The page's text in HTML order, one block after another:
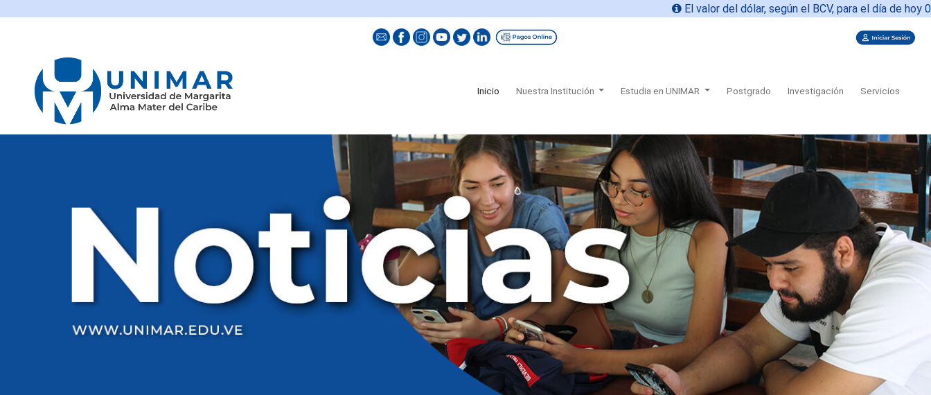
El valor del dólar, según el BCV, para el día de hoy07-08-2026 es
Inicio(current)Nuestra Institución Estudia en UNIMAR Postgrado Investigación Servicios